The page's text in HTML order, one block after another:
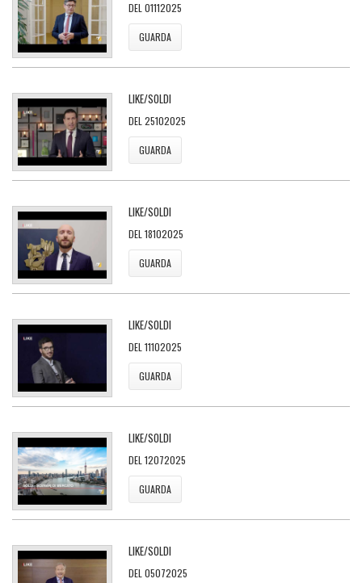
DEL 01112025
GUARDA
LIKE/SOLDI
DEL 25102025
GUARDA
LIKE/SOLDI
DEL 18102025
GUARDA
LIKE/SOLDI
DEL 11102025
GUARDA
LIKE/SOLDI
DEL 12072025
GUARDA
LIKE/SOLDI
DEL 05072025